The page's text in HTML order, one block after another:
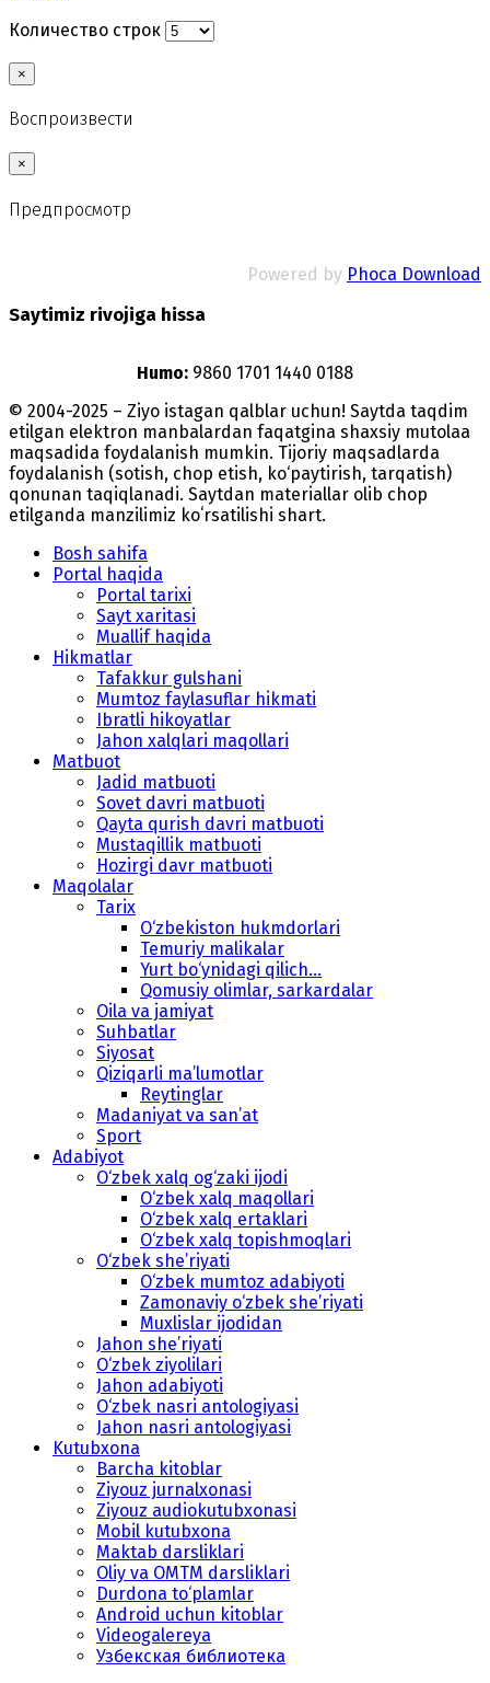
Количество строк
×
Воспроизвести
×
Предпросмотр
Powered by Phoca Download
Saytimiz rivojiga hissa
Humo: 9860 1701 1440 0188
© 2004-2025 – Ziyo istagan qalblar uchun! Saytda taqdim
etilgan elektron manbalardan faqatgina shaxsiy mutolaa
maqsadida foydalanish mumkin. Tijoriy maqsadlarda
foydalanish (sotish, chop etish, ko‘paytirish, tarqatish)
qonunan taqiqlanadi. Saytdan materiallar olib chop
etilganda manzilimiz koʻrsatilishi shart.
Bosh sahifa
Portal haqida
Portal tarixi
Sayt xaritasi
Muallif haqida
Hikmatlar
Tafakkur gulshani
Mumtoz faylasuflar hikmati
Ibratli hikoyatlar
Jahon xalqlari maqollari
Matbuot
Jadid matbuoti
Sovet davri matbuoti
Qayta qurish davri matbuoti
Mustaqillik matbuoti
Hozirgi davr matbuoti
Maqolalar
Tarix
O‘zbekiston hukmdorlari
Temuriy malikalar
Yurt bo‘ynidagi qilich...
Qomusiy olimlar, sarkardalar
Oila va jamiyat
Suhbatlar
Siyosat
Qiziqarli ma’lumotlar
Reytinglar
Madaniyat va san’at
Sport
Adabiyot
O‘zbek xalq og‘zaki ijodi
O‘zbek xalq maqollari
O‘zbek xalq ertaklari
O‘zbek xalq topishmoqlari
O‘zbek she’riyati
O‘zbek mumtoz adabiyoti
Zamonaviy o‘zbek she’riyati
Muxlislar ijodidan
Jahon she’riyati
O‘zbek ziyolilari
Jahon adabiyoti
O‘zbek nasri antologiyasi
Jahon nasri antologiyasi
Kutubxona
Barcha kitoblar
Ziyouz jurnalxonasi
Ziyouz audiokutubxonasi
Mobil kutubxona
Maktab darsliklari
Oliy va OMTM darsliklari
Durdona to‘plamlar
Android uchun kitoblar
Videogalereya
Узбекская библиотека